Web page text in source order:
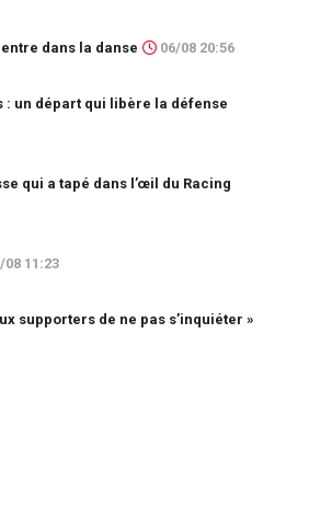
dans la danse 06/08 20:56
: un départ qui libère la défense
qui a tapé dans l’œil du Racing
08 11:23
supporters de ne pas s’inquiéter »